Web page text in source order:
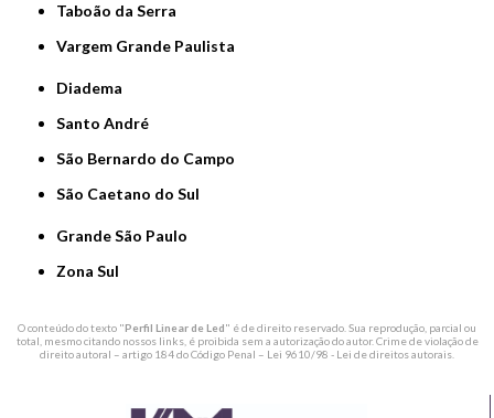
Taboão da Serra
Vargem Grande Paulista
Diadema
Santo André
São Bernardo do Campo
São Caetano do Sul
Grande São Paulo
Zona Sul
O conteúdo do texto "Perfil Linear de Led" é de direito reservado. Sua reprodução, parcial ou
total, mesmo citando nossos links, é proibida sem a autorização do autor. Crime de violação de
direito autoral – artigo 184 do Código Penal – Lei 9610/98 - Lei de direitos autorais